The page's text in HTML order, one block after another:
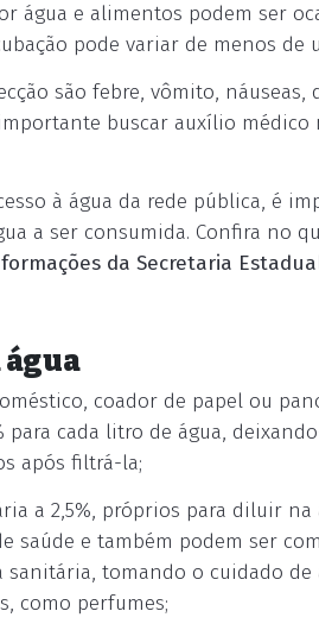
água e alimentos podem ser
pode variar de menos de
são febre, vômito, náuseas,
buscar auxílio médico
à água da rede pública, é
a ser consumida. Confira no
da Secretaria
coador de papel ou
para cada litro de água,
após filtrá-la;
a 2,5%, próprios para diluir
saúde e também podem ser
sanitária, tomando o cuidado
como perfumes;